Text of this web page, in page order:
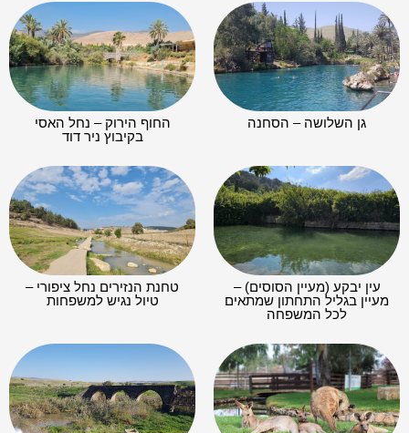
גן השלושה – הסחנה
החוף הירוק – נחל האסי
בקיבוץ ניר דוד
עין יבקע (מעיין הסוסים) –
מעיין בגליל התחתון שמתאים
לכל המשפחה
טחנת הנזירים נחל ציפורי –
טיול נגיש למשפחות